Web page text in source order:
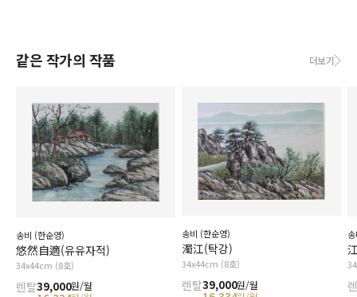
같은 작가의 작품 더보기
송비 (한순영)
悠然自適(유유자적)
34x44cm (8호)
렌탈39,000원/월
송비 (한순영)
濁江(탁강)
34x44cm (8호)
렌탈39,000원/월